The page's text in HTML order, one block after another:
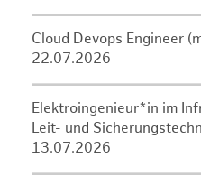
Cloud Devops Engineer
22.07.2026
Elektroingenieur*in im
Leit- und
13.07.2026